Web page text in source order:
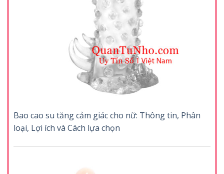
Bao cao su tăng cảm giác cho nữ: Thông tin, Phân
loại, Lợi ích và Cách lựa chọn